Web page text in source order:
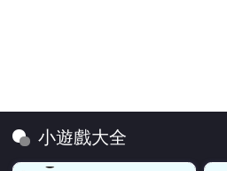
小遊戲大全